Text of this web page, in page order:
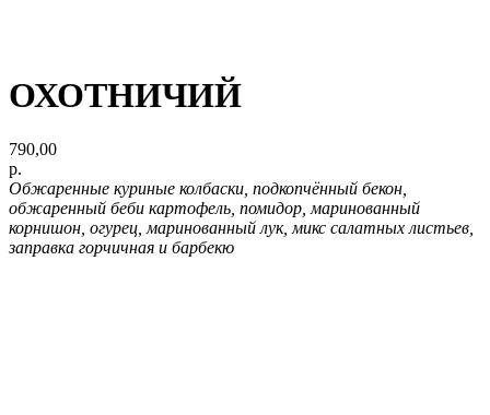
ОХОТНИЧИЙ
790,00
р.
Обжаренные куриные колбаски, подкопчённый бекон,
обжаренный беби картофель, помидор, маринованный
корнишон, огурец, маринованный лук, микс салатных листьев,
заправка горчичная и барбекю